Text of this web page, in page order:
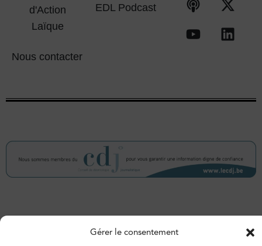
Gérer le consentement
d'Action
Laïque
Nous contacter
EDL Podcast